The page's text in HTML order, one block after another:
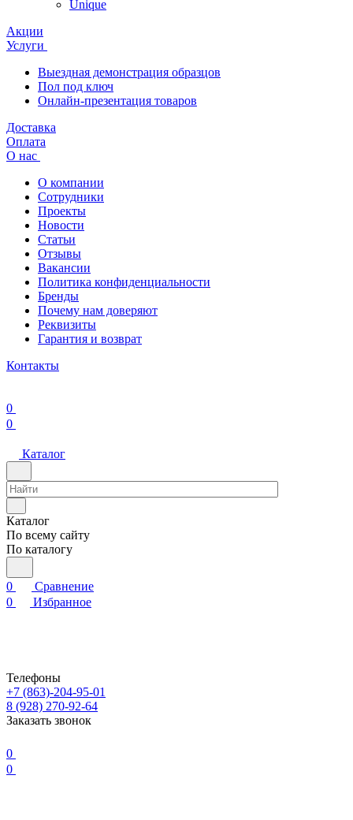
Unique
Акции
Услуги
Выездная демонстрация образцов
Пол под ключ
Онлайн-презентация товаров
Доставка
Оплата
О нас
О компании
Сотрудники
Проекты
Новости
Статьи
Отзывы
Вакансии
Политика конфиденциальности
Бренды
Почему нам доверяют
Реквизиты
Гарантия и возврат
Контакты
0
0
Каталог
Каталог
По всему сайту
По каталогу
0
Сравнение
0
Избранное
Телефоны
+7 (863)-204-95-01
8 (928) 270-92-64
Заказать звонок
0
0